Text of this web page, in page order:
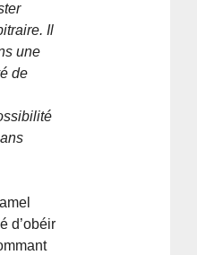
Il
une
de
d’obéir